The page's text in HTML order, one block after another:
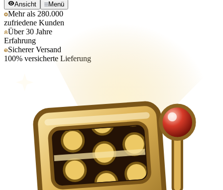
Ansicht Menü
Mehr als 280.000
zufriedene Kunden
Über 30 Jahre
Erfahrung
Sicherer Versand
100% versicherte Lieferung